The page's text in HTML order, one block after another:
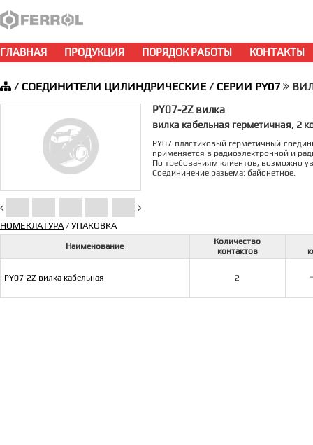
ГЛАВНАЯ ПРОДУКЦИЯ ПОРЯДОК РАБОТЫ КОНТАКТЫ
/ СОЕДИНИТЕЛИ ЦИЛИНДРИЧЕСКИЕ/ СЕРИИ PY07
PY07-2Z вилка
вилка кабельная герметичная, 2
PY07 пластиковый герметичный
применяется в радиоэлектронной и
По требованиям клиентов, возможно
Соедининение разьема: байонетное.
НОМЕКЛАТУРА/ УПАКОВКА
Наименование
Количество
контактов
PY07-2Z вилка кабельная 2